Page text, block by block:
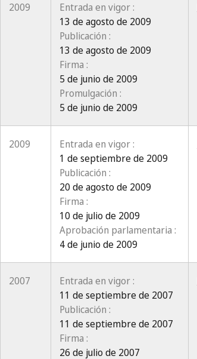
2009
Entrada en vigor :
13 de agosto de 2009
Publicación :
13 de agosto de 2009
Firma :
5 de junio de 2009
Promulgación :
5 de junio de 2009
2009
Entrada en vigor :
1 de septiembre de 2009
Publicación :
20 de agosto de 2009
Firma :
10 de julio de 2009
Aprobación parlamentaria :
4 de junio de 2009
2007
Entrada en vigor :
11 de septiembre de 2007
Publicación :
11 de septiembre de 2007
Firma :
26 de julio de 2007